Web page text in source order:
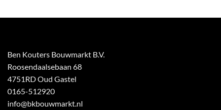
Ben Kouters Bouwmarkt B.V.
Roosendaalsebaan 68
4751RD Oud Gastel
0165-512920
info@bkbouwmarkt.nl